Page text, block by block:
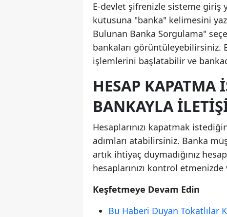
E-devlet şifrenizle sisteme giriş
kutusuna "banka" kelimesini
Bulunan Banka Sorgulama"
bankaları görüntüleyebilirsiniz.
işlemlerini başlatabilir ve
HESAP
BANKAYLA
Hesaplarınızı kapatmak
adımları atabilirsiniz. Banka
artık ihtiyaç duymadığınız
hesaplarınızı kontrol
Keşfetmeye Devam Edin
Bu Haberi Duyan Tokatlılar